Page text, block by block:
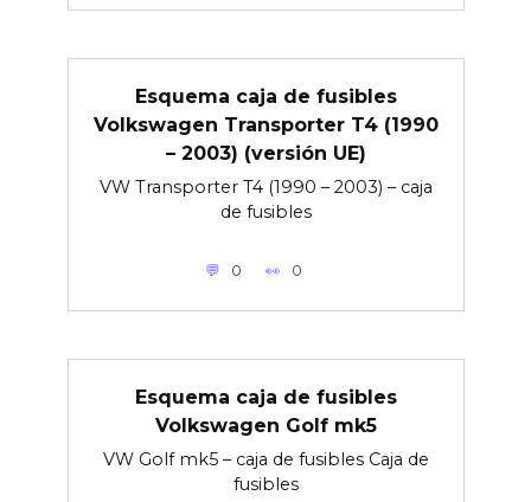
Esquema caja de fusibles
Volkswagen Transporter T4 (1990
– 2003) (versión UE)
VW Transporter T4 (1990 – 2003) – caja
de fusibles
0 0
Esquema caja de fusibles
Volkswagen Golf mk5
VW Golf mk5 – caja de fusibles Caja de
fusibles